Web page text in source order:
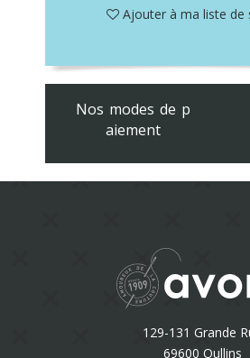
Ajouter à ma liste de
Nos modes de p
aiement
129-131 Grande
69600 Oullins